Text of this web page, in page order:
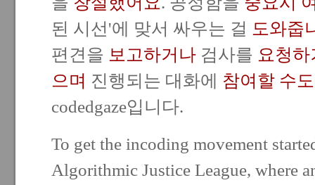
된 시선'에 맞서 싸우는 걸 도와줍
편견을 보고하거나 검사를 요청
으며 진행되는 대화에 참여할 수
codedgaze입니다.
To get the incoding movement
Algorithmic Justice League, where